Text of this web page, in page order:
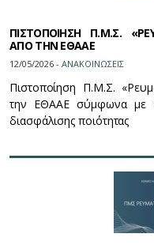
ΠΙΣΤΟΠΟΙΗΣΗ Π.Μ.Σ.
ΑΠΟ ΤΗΝ ΕΘΑΑΕ
12/05/2026 - ΑΝΑΚΟΙΝΩΣΕΙΣ
Πιστοποίηση Π.Μ.Σ.
την ΕΘΑΑΕ σύμφωνα με
διασφάλισης ποιότητας